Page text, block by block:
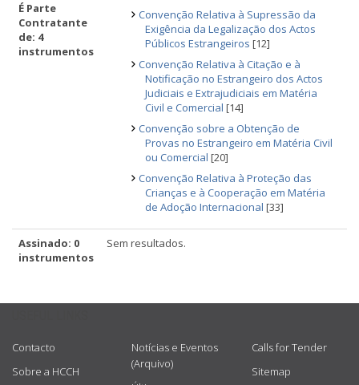
É Parte
Contratante
de: 4
instrumentos
Convenção Relativa à Supressão da
Exigência da Legalização dos Actos
Públicos Estrangeiros [12]
Convenção Relativa à Citação e à
Notificação no Estrangeiro dos Actos
Judiciais e Extrajudiciais em Matéria
Civil e Comercial [14]
Convenção sobre a Obtenção de
Provas no Estrangeiro em Matéria Civil
ou Comercial [20]
Convenção Relativa à Proteção das
Crianças e à Cooperação em Matéria
de Adoção Internacional [33]
Assinado: 0
instrumentos
Sem resultados.
Contacto
Sobre a HCCH
Notícias e Eventos
(Arquivo)
Calls for Tender
Sitemap